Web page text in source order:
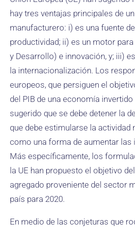
hay tres ventajas principales de
manufacturero: i) es una fuente
productividad; ii) es un motor
y Desarrollo) e innovación, y; iii)
la internacionalización. Los
europeos, que persiguen el
del PIB de una economía invertido
sugerido que se debe detener la
que debe estimularse la actividad
como una forma de aumentar las
Más específicamente, los
la UE han propuesto el objetivo
agregado proveniente del sector
país para 2020.
En medio de las conjeturas que